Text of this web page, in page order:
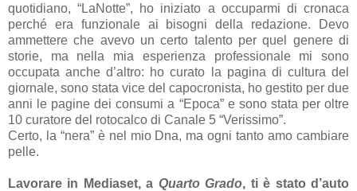
quotidiano, “LaNotte”, ho iniziato a occuparmi di cronaca
perché era funzionale ai bisogni della redazione. Devo
ammettere che avevo un certo talento per quel genere di
storie, ma nella mia esperienza professionale mi sono
occupata anche d’altro: ho curato la pagina di cultura del
giornale, sono stata vice del capocronista, ho gestito per due
anni le pagine dei consumi a “Epoca” e sono stata per oltre
10 curatore del rotocalco di Canale 5 “Verissimo”.
Certo, la “nera” è nel mio Dna, ma ogni tanto amo cambiare
pelle.
Lavorare in Mediaset, a Quarto Grado, ti è stato d’auto